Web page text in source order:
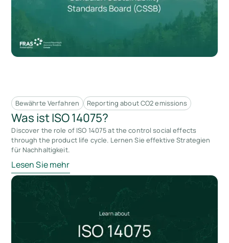
Bewährte Verfahren Reporting about CO2 emissions
Was ist ISO 14075?
Discover the role of ISO 14075 at the control social effects
through the product life cycle. Lernen Sie effektive Strategien
für Nachhaltigkeit.
Lesen Sie mehr